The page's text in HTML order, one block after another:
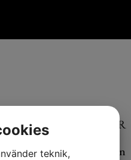
1-2 PORTIONER
1 pizzabotten
teknik,